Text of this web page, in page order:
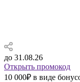
до 31.08.26
Открыть промокод
10 000₽ в виде